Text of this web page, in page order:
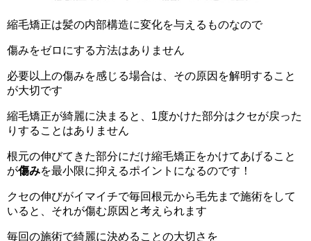
縮毛矯正は髪の内部構造に変化を与えるものなので
傷みをゼロにする方法はありません
必要以上の傷みを感じる場合は、その原因を解明すること
が大切です
縮毛矯正が綺麗に決まると、1度かけた部分はクセが戻った
りすることはありません
根元の伸びてきた部分にだけ縮毛矯正をかけてあげること
が傷みを最小限に抑えるポイントになるのです！
クセの伸びがイマイチで毎回根元から毛先まで施術をして
いると、それが傷む原因と考えられます
毎回の施術で綺麗に決めることの大切さを